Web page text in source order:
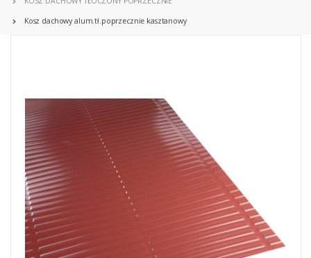
Kosz dachowy alum.tł.poprzecznie kasztanowy